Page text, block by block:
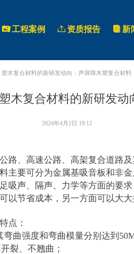
끡工程案例 ꄖ 资质报告 뀴 新
塑木复合材料的新研发
塑木复合材料的新研发动向：声屏障木塑复合材料
路、高速公路、高架复合道路
主要可分为金属基吸音板和非
吸声、隔声、力学等方面的要
以节省成本，另一方面可以大大
点：
弯曲强度和弯曲模量分别达到
裂、不翘曲；
2024年4月2日 19:12